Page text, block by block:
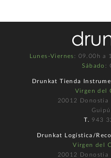
Lunes-Viernes : 09.00h a
Sábado :
Drunkat Tienda
Virgen del
20012 Donostia
T. 943
Drunkat Logística/
Virgen del
20012 Donostia